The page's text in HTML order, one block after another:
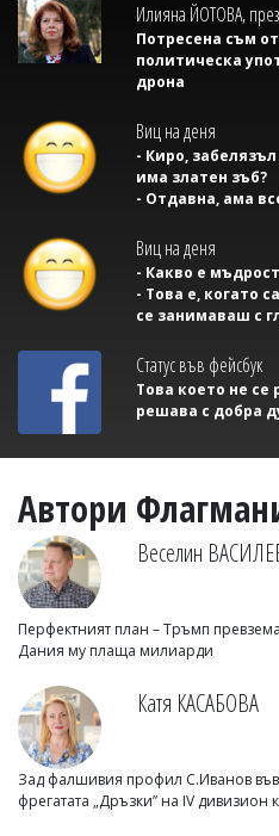
Илияна ЙОТОВА,
Потресена съм
политическа
дрона
Виц на деня
- Киро,
има златен зъб?
- Отдавна, ама
Виц на деня
- Какво е
- Това е, когато
се занимаваш с
Статус във фейсбук
Това което не се
решава с добра
Автори
Веселин
Перфектният план – Тръмп
Дания му плаща милиарди
Катя КАСАБОВА
Зад фалшивия профил С.Иванов
фрегатата „Дръзки” на IV дивизион